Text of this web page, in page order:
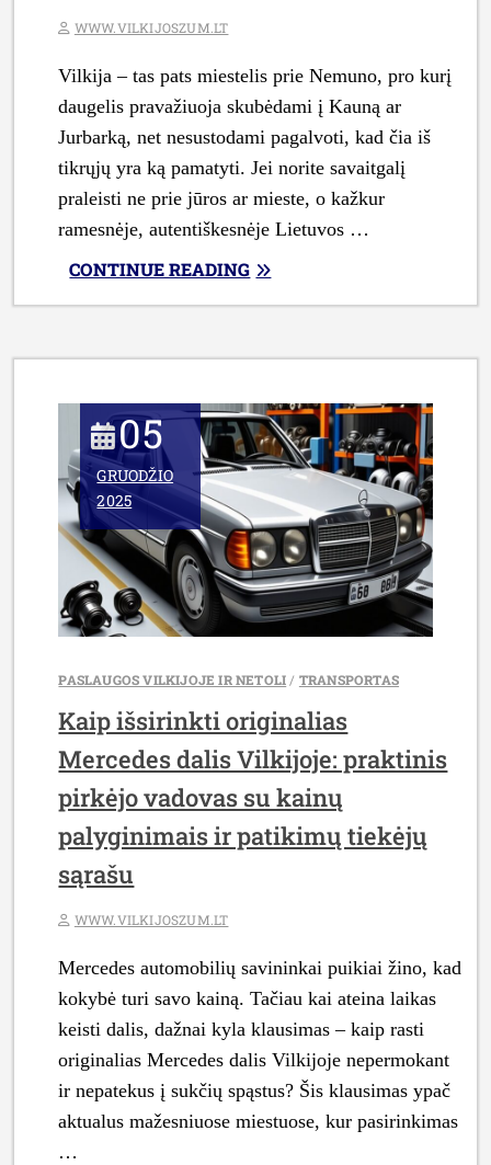
WWW.VILKIJOSZUM.LT
Vilkija – tas pats miestelis prie Nemuno, pro kurį
daugelis pravažiuoja skubėdami į Kauną ar
Jurbarką, net nesustodami pagalvoti, kad čia iš
tikrųjų yra ką pamatyti. Jei norite savaitgalį
praleisti ne prie jūros ar mieste, o kažkur
ramesnėje, autentiškesnėje Lietuvos …
CONTINUE READING„**KAIP
VILKIJĄ
IR
JOS
APYLINKES:
PRAKTINIS
MARŠRUTAS
NUO
A
IKI
05
GRUODŽIO
2025
PASLAUGOS VILKIJOJE IR NETOLI/ TRANSPORTAS
Kaip išsirinkti originalias
Mercedes dalis Vilkijoje: praktinis
pirkėjo vadovas su kainų
palyginimais ir patikimų tiekėjų
sąrašu
WWW.VILKIJOSZUM.LT
Mercedes automobilių savininkai puikiai žino, kad
kokybė turi savo kainą. Tačiau kai ateina laikas
keisti dalis, dažnai kyla klausimas – kaip rasti
originalias Mercedes dalis Vilkijoje nepermokant
ir nepatekus į sukčių spąstus? Šis klausimas ypač
aktualus mažesniuose miestuose, kur pasirinkimas
…